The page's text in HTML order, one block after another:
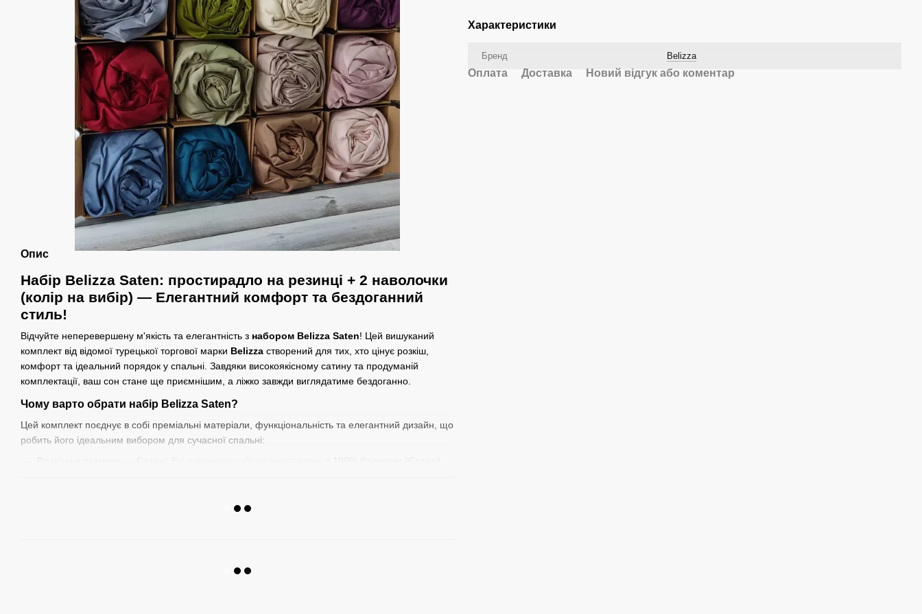
Опис
Набір Belizza Saten: простирадло на резинці + 2 наволочки
(колір на вибір) — Елегантний комфорт та бездоганний
стиль!
Відчуйте неперевершену м'якість та елегантність з набором Belizza Saten! Цей вишуканий
комплект від відомої турецької торгової марки Belizza створений для тих, хто цінує розкіш,
комфорт та ідеальний порядок у спальні. Завдяки високоякісному сатину та продуманій
комплектації, ваш сон стане ще приємнішим, а ліжко завжди виглядатиме бездоганно.
Чому варто обрати набір Belizza Saten?
Цей комплект поєднує в собі преміальні матеріали, функціональність та елегантний дизайн, що
робить його ідеальним вибором для сучасної спальні:
В комплект входить
Характеристики
Бренд Belizza
Оплата Доставка Новий відгук або коментар